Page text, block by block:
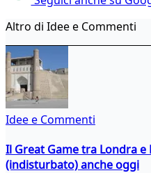
Altro di Idee e Commenti
Idee e Commenti
Il Great Game tra Londra
(indisturbato) anche oggi